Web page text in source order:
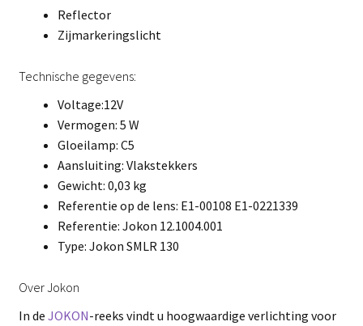
Reflector
Zijmarkeringslicht
Technische gegevens:
Voltage:12V
Vermogen: 5 W
Gloeilamp: C5
Aansluiting: Vlakstekkers
Gewicht: 0,03 kg
Referentie op de lens: E1-00108 E1-0221339
Referentie: Jokon 12.1004.001
Type: Jokon SMLR 130
Over Jokon
In de JOKON-reeks vindt u hoogwaardige verlichting voor